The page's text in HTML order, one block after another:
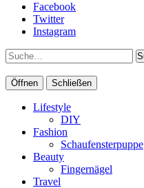
Facebook
Twitter
Instagram
Suche
Öffnen Schließen
Lifestyle
DIY
Fashion
Schaufensterpuppe
Beauty
Fingernägel
Travel